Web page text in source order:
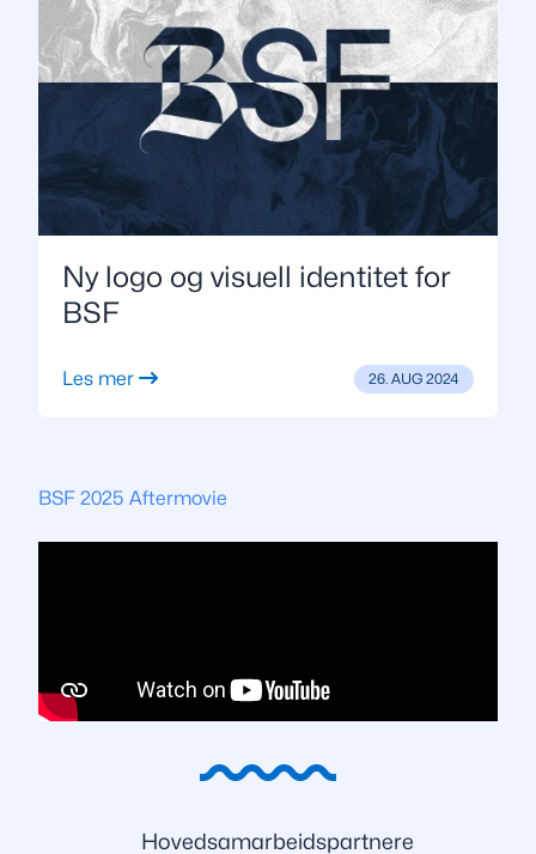
Ny logo og visuell identitet for
BSF
Les mer 26. AUG 2024
BSF 2025 Aftermovie
Hovedsamarbeidspartnere